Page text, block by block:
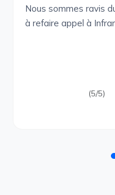
Nous sommes ravis
à refaire appel à
(5/5)